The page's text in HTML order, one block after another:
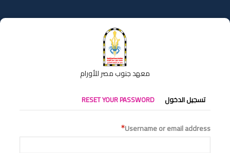
إلى
المحتوى
معهد جنوب مصر للأورام
التبويبات
الأساسية
تسجيل الدخول RESET YOUR PASSWORD
Username or email address